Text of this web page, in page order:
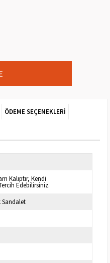
ÖDEME SEÇENEKLERI
Kalıptır, Kendi
Edebilirsiniz.